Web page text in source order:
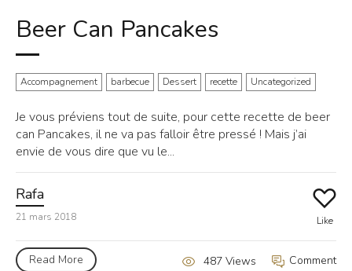
Beer Can Pancakes
Accompagnement barbecue Dessert recette Uncategorized
Je vous préviens tout de suite, pour cette recette de beer
can Pancakes, il ne va pas falloir être pressé ! Mais j’ai
envie de vous dire que vu le...
Rafa
21 mars 2018 Like
Read More Comment
487 Views